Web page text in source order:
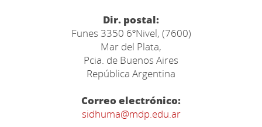
Dir. postal:
Funes 3350 6ºNivel, (7600)
Mar del Plata,
Pcia. de Buenos Aires
República Argentina
Correo electrónico:
sidhuma@mdp.edu.ar